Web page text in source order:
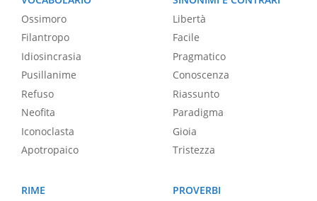
Ossimoro
Filantropo
Idiosincrasia
Pusillanime
Refuso
Neofita
Iconoclasta
Apotropaico
Libertà
Facile
Pragmatico
Conoscenza
Riassunto
Paradigma
Gioia
Tristezza
RIME
PROVERBI